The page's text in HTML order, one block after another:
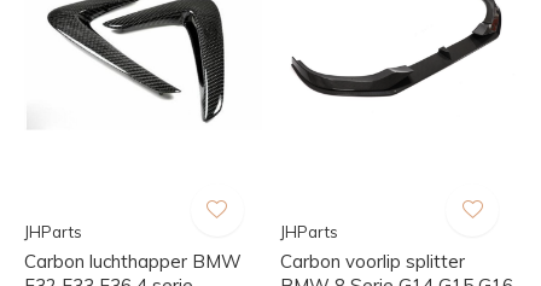
JHParts
Carbon luchthapper BMW
JHParts
Carbon voorlip splitter